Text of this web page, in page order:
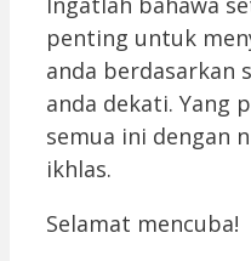
penting untuk
anda berdasarkan
anda dekati. Yang
semua ini dengan
ikhlas.
Selamat mencuba!